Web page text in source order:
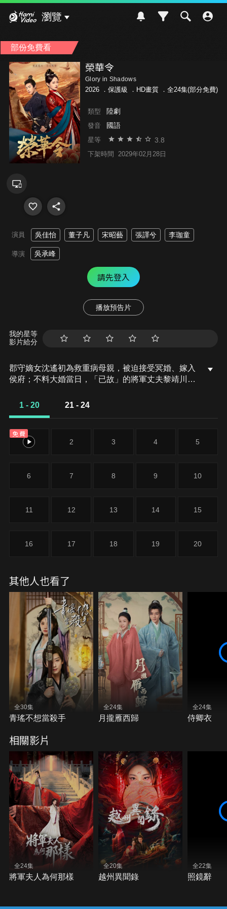
瀏覽
部份免費看
榮華令
Glory in Shadows
2026 ． 保護級 ．HD畫質 ．全24集(部分免費)
類型 陸劇
發音 國語
星等 3.8
下架時間 2029年02月28日
演員 吳佳怡 董子凡 宋昭藝 張譯兮 李珈童
導演 吳承峰
請先登入
播放預告片
我的星等
影片給分
郡守嫡女沈遙初為救重病母親，被迫接受冥婚、嫁入
侯府；不料大婚當日，「已故」的將軍丈夫黎靖川竟
靖川從彼此利用到結為盟友。兩人於深宅內院之中、
1 - 20 21 - 24
免費
1 2 3 4 5
6 7 8 9 10
11 12 13 14 15
16 17 18 19 20
其他人也看了
全30集
青瑤不想當殺手
全24集
月攏雁西歸
全24集
侍卿衣
相關影片
全24集
將軍夫人為何那樣
全20集
越州異聞錄
全22集
照鏡辭